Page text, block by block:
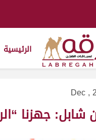
الرئيسية
شابل: جهزنا